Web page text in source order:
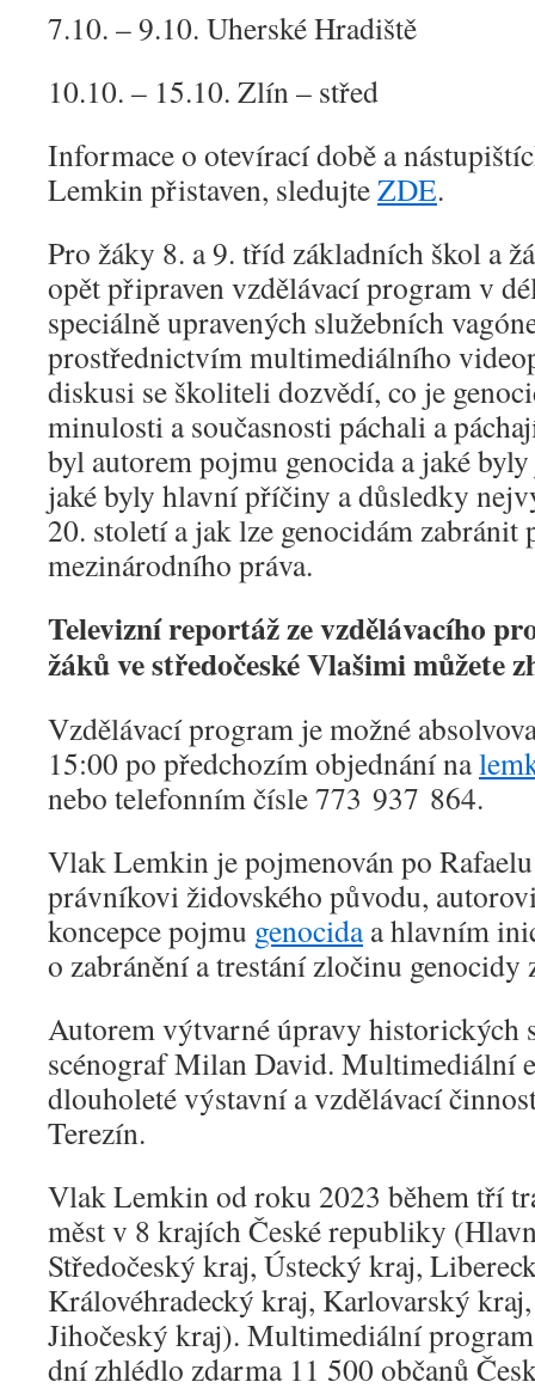
7.10. – 9.10. Uherské Hradiště
10.10. – 15.10. Zlín – střed
Informace o otevírací době a
Lemkin přistaven, sledujteZDE.
Pro žáky 8. a 9. tříd základních škol a
opět připraven vzdělávací program v
speciálně upravených služebních
prostřednictvím multimediálního
diskusi se školiteli dozvědí, co je
minulosti a současnosti páchali a
byl autorem pojmu genocida a jaké
jaké byly hlavní příčiny a důsledky
20. století a jak lze genocidám
mezinárodního práva.
Televizní reportáž ze vzdělávacího
žáků ve středočeské Vlašimi můžete
Vzdělávací program je možné
15:00 po předchozím objednání na
nebo telefonním čísle 773 937 864.
Vlak Lemkin je pojmenován po
právníkovi židovského původu,
koncepce pojmu genocidaa hlavním
o zabránění a trestání zločinu genocidy
Autorem výtvarné úpravy historických
scénograf Milan David. Multimediální
dlouholeté výstavní a vzdělávací
Terezín.
Vlak Lemkin od roku 2023 během tří
měst v 8 krajích České republiky
Středočeský kraj, Ústecký kraj,
Královéhradecký kraj, Karlovarský
Jihočeský kraj). Multimediální
dní zhlédlo zdarma 11 500 občanů